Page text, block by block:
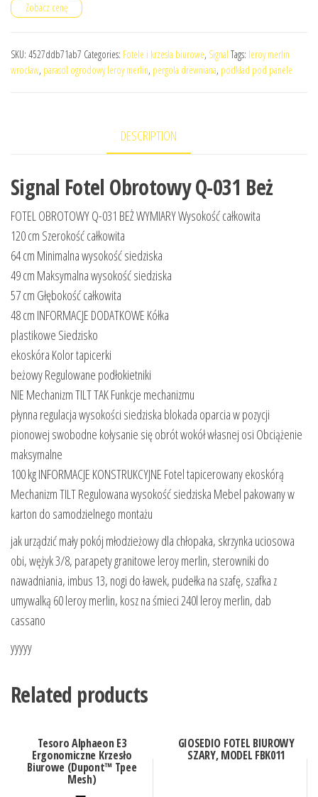
Zobacz cenę
SKU: 4527ddb71ab7 Categories: Fotele i krzesła biurowe, Signal Tags: leroy merlin
wrocław, parasol ogrodowy leroy merlin, pergola drewniana, podkład pod panele
DESCRIPTION
Signal Fotel Obrotowy Q-031 Beż
FOTEL OBROTOWY Q-031 BEŻ WYMIARY Wysokość całkowita
120 cm Szerokość całkowita
64 cm Minimalna wysokość siedziska
49 cm Maksymalna wysokość siedziska
57 cm Głębokość całkowita
48 cm INFORMACJE DODATKOWE Kółka
plastikowe Siedzisko
ekoskóra Kolor tapicerki
beżowy Regulowane podłokietniki
NIE Mechanizm TILT TAK Funkcje mechanizmu
płynna regulacja wysokości siedziska blokada oparcia w pozycji
pionowej swobodne kołysanie się obrót wokół własnej osi Obciążenie
maksymalne
100 kg INFORMACJE KONSTRUKCYJNE Fotel tapicerowany ekoskórą
Mechanizm TILT Regulowana wysokość siedziska Mebel pakowany w
karton do samodzielnego montażu
jak urządzić mały pokój młodzieżowy dla chłopaka, skrzynka uciosowa
obi, wężyk 3/8, parapety granitowe leroy merlin, sterowniki do
nawadniania, imbus 13, nogi do ławek, pudełka na szafę, szafka z
umywalką 60 leroy merlin, kosz na śmieci 240l leroy merlin, dab
cassano
yyyyy
Related products
Tesoro Alphaeon E3
Ergonomiczne Krzesło
Biurowe (Dupont™ Tpee
Mesh)
GIOSEDIO FOTEL BIUROWY
SZARY, MODEL FBK011